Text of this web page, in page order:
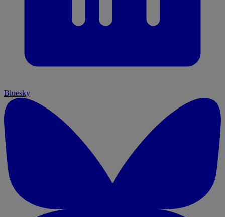
Bluesky